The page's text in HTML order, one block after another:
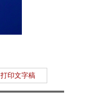
打印文字稿